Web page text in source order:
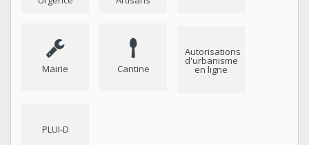
Mairie Cantine
Autorisations
d'urbanisme
en ligne
PLUI-D